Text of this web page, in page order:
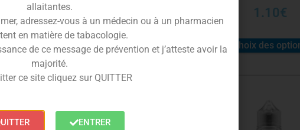
la pêche vient calmer l’ardeur du
liquide fruité dynamique,
de la recette Cloud Niners tout
1.10€
Choix des
allaitantes.
adressez-vous à un médecin ou à un pharmacien
en matière de tabacologie.
de ce message de prévention et j’atteste avoir la
majorité.
ce site cliquez sur QUITTER
ENTRER